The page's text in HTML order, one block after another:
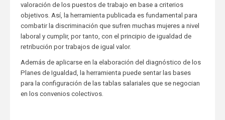
valoración de los puestos de trabajo en base a criterios
objetivos. Así, la herramienta publicada es fundamental para
combatir la discriminación que sufren muchas mujeres a nivel
laboral y cumplir, por tanto, con el principio de igualdad de
retribución por trabajos de igual valor.
Además de aplicarse en la elaboración del diagnóstico de los
Planes de Igualdad, la herramienta puede sentar las bases
para la configuración de las tablas salariales que se negocian
en los convenios colectivos.